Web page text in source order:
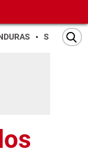
SAN PEDRO